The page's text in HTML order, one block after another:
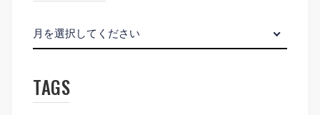
月を選択してください
TAGS